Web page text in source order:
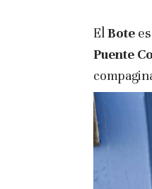
ElBote
Puente